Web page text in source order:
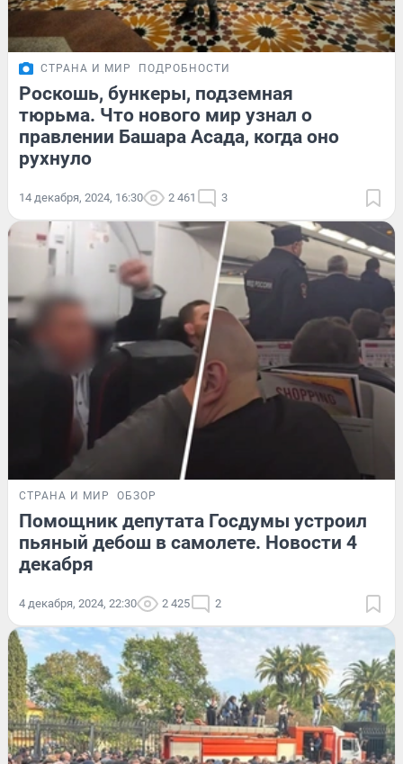
СТРАНА И МИР ПОДРОБНОСТИ
Роскошь, бункеры, подземная
тюрьма. Что нового мир узнал о
правлении Башара Асада, когда оно
рухнуло
14 декабря, 2024, 16:30 2 461 3
СТРАНА И МИР ОБЗОР
Помощник депутата Госдумы устроил
пьяный дебош в самолете. Новости 4
декабря
4 декабря, 2024, 22:30 2 425 2